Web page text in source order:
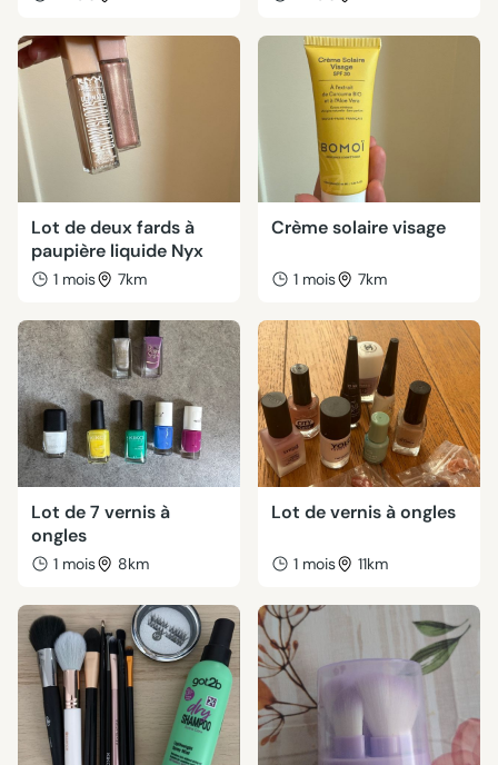
Lot de deux fards à
paupière liquide Nyx
1 mois 7km
Crème solaire visage
1 mois 7km
Lot de 7 vernis à
ongles
1 mois 8km
Lot de vernis à ongles
1 mois 11km